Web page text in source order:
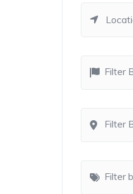
Filter
Filter
Filter